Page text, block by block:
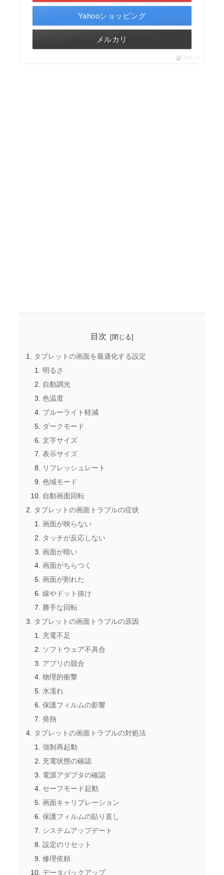
Yahooショッピング
メルカリ
ポチップ
目次
タブレットの画面を最適化する設定
明るさ
自動調光
色温度
ブルーライト軽減
ダークモード
文字サイズ
表示サイズ
リフレッシュレート
色域モード
自動画面回転
タブレットの画面トラブルの症状
画面が映らない
タッチが反応しない
画面が暗い
画面がちらつく
画面が割れた
線やドット抜け
勝手な回転
タブレットの画面トラブルの原因
充電不足
ソフトウェア不具合
アプリの競合
物理的衝撃
水濡れ
保護フィルムの影響
発熱
タブレットの画面トラブルの対処法
強制再起動
充電状態の確認
電源アダプタの確認
セーフモード起動
画面キャリブレーション
保護フィルムの貼り直し
システムアップデート
設定のリセット
修理依頼
データバックアップ